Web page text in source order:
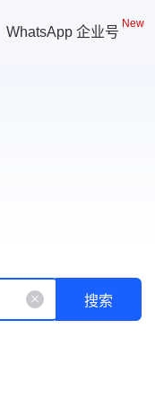
WhatsApp 企业号
New
搜索